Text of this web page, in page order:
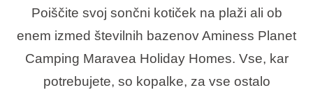
Poiščite svoj sončni kotiček na plaži ali ob
enem izmed številnih bazenov Aminess Planet
Camping Maravea Holiday Homes. Vse, kar
potrebujete, so kopalke, za vse ostalo